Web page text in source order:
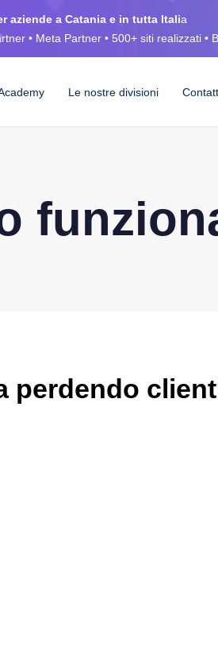
aziende a Catania e in tutta Italia
• Meta Partner • 500+ siti realizzati •
Le nostre divisioni
perdendo